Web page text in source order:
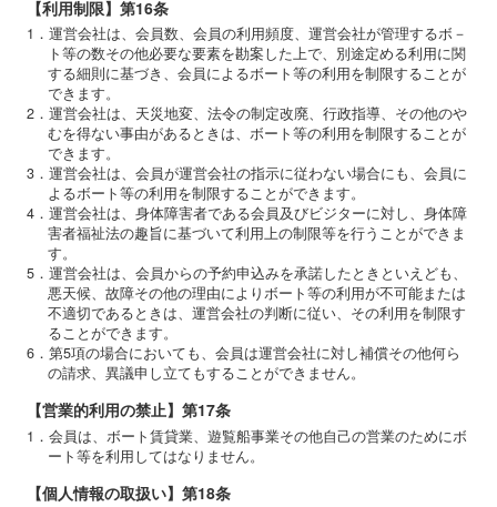
【利用制限】第16条
1．運営会社は、会員数、会員の利用頻度、運営会社が管理するボ－
ト等の数その他必要な要素を勘案した上で、別途定める利用に関
する細則に基づき、会員によるボート等の利用を制限することが
できます。
2．運営会社は、天災地変、法令の制定改廃、行政指導、その他のや
むを得ない事由があるときは、ボート等の利用を制限することが
できます。
3．運営会社は、会員が運営会社の指示に従わない場合にも、会員に
よるボート等の利用を制限することができます。
4．運営会社は、身体障害者である会員及びビジターに対し、身体障
害者福祉法の趣旨に基づいて利用上の制限等を行うことができま
す。
5．運営会社は、会員からの予約申込みを承諾したときといえども、
悪天候、故障その他の理由によりボート等の利用が不可能または
不適切であるときは、運営会社の判断に従い、その利用を制限す
ることができます。
6．第5項の場合においても、会員は運営会社に対し補償その他何ら
の請求、異議申し立てもすることができません。
【営業的利用の禁止】第17条
1．会員は、ボート賃貸業、遊覧船事業その他自己の営業のためにボ
ート等を利用してはなりません。
【個人情報の取扱い】第18条